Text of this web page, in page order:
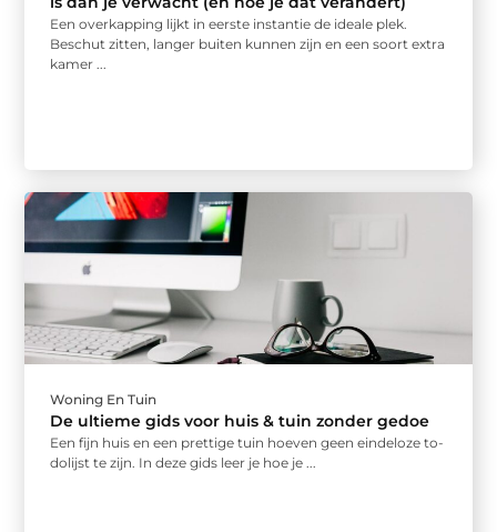
Een overkapping lijkt in eerste instantie de ideale plek.
Beschut zitten, langer buiten kunnen zijn en een soort extra
kamer ...
Woning En Tuin
De ultieme gids voor huis & tuin zonder gedoe
Een fijn huis en een prettige tuin hoeven geen eindeloze to-
dolijst te zijn. In deze gids leer je hoe je ...